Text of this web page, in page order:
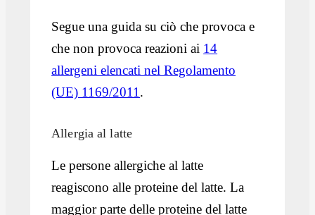
Segue una guida su ciò che provoca e
che non provoca reazioni ai 14
allergeni elencati nel Regolamento
(UE) 1169/2011 .
Allergia al latte
Le persone allergiche al latte
reagiscono alle proteine del latte. La
maggior parte delle proteine del latte